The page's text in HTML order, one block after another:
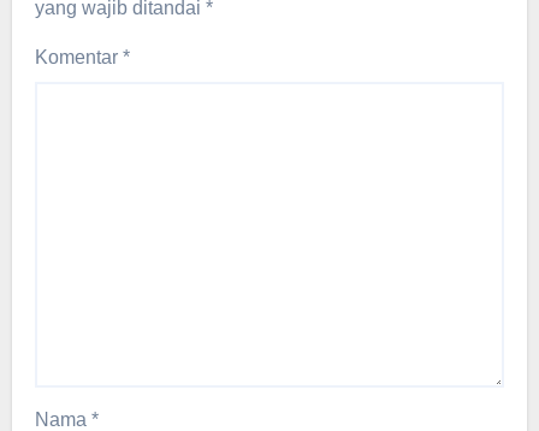
yang wajib ditandai *
Komentar *
Nama *